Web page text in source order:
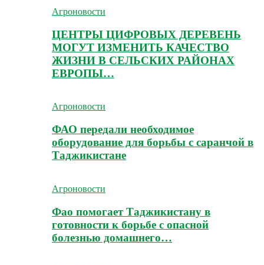
Агроновости
ЦЕНТРЫ ЦИФРОВЫХ ДЕРЕВЕНЬ
МОГУТ ИЗМЕНИТЬ КАЧЕСТВО
ЖИЗНИ В СЕЛЬСКИХ РАЙОНАХ
ЕВРОПЫ…
Агроновости
ФАО передали необходимое
оборудование для борьбы с саранчой в
Таджикистане
Агроновости
Фао помогает Таджикистану в
готовности к борьбе с опасной
болезнью домашнего…